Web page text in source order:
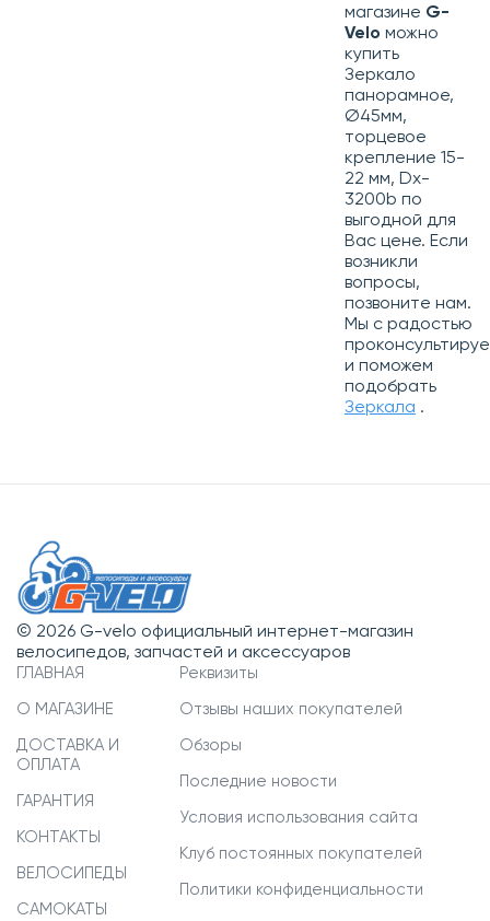
магазине G-
Velo можно
купить
Зеркало
панорамное,
Ø45мм,
торцевое
крепление 15-
22 мм, Dx-
3200b по
выгодной для
Вас цене. Если
возникли
вопросы,
позвоните нам.
Мы с радостью
и поможем
подобрать
Зеркала .
© 2026 G-velo официальный интернет-магазин
велосипедов, запчастей и аксессуаров
ГЛАВНАЯ
О МАГАЗИНЕ
ДОСТАВКА И
ОПЛАТА
ГАРАНТИЯ
КОНТАКТЫ
ВЕЛОСИПЕДЫ
САМОКАТЫ
Реквизиты
Отзывы наших покупателей
Обзоры
Последние новости
Условия использования сайта
Клуб постоянных покупателей
Политики конфиденциальности